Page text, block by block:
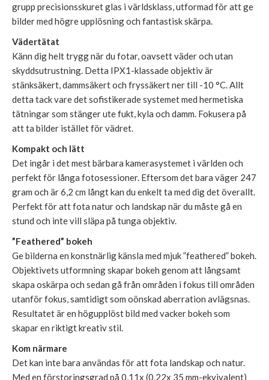
grupp precisionsskuret glas i världsklass, utformad för att ge
bilder med högre upplösning och fantastisk skärpa.
Vädertätat
Känn dig helt trygg när du fotar, oavsett väder och utan
skyddsutrustning. Detta IPX1-klassade objektiv är
stänksäkert, dammsäkert och fryssäkert ner till -10 °C. Allt
detta tack vare det sofistikerade systemet med hermetiska
tätningar som stänger ute fukt, kyla och damm. Fokusera på
att ta bilder istället för vädret.
Kompakt och lätt
Det ingår i det mest bärbara kamerasystemet i världen och
perfekt för långa fotosessioner. Eftersom det bara väger 247
gram och är 6,2 cm långt kan du enkelt ta med dig det överallt.
Perfekt för att fota natur och landskap när du måste gå en
stund och inte vill släpa på tunga objektiv.
”Feathered” bokeh
Ge bilderna en konstnärlig känsla med mjuk ”feathered” bokeh.
Objektivets utformning skapar bokeh genom att långsamt
skapa oskärpa och sedan gå från områden i fokus till områden
utanför fokus, samtidigt som oönskad aberration avlägsnas.
Resultatet är en högupplöst bild med vacker bokeh som
skapar en riktigt kreativ stil.
Kom närmare
Det kan inte bara användas för att fota landskap och natur.
Med en förstoringsgrad på 0,11x (0,22x 35 mm-ekvivalent)